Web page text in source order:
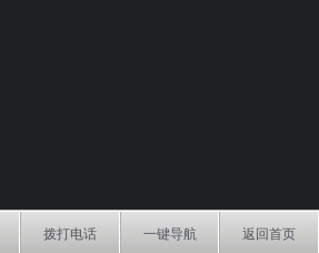
拨打电话 一键导航 返回首页